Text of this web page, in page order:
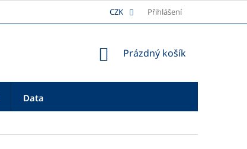
REKLAMAČNÍ ŘÁD PLATBA
CZK Přihlášení
NÁKUPNÍ
Prázdný košík
Data